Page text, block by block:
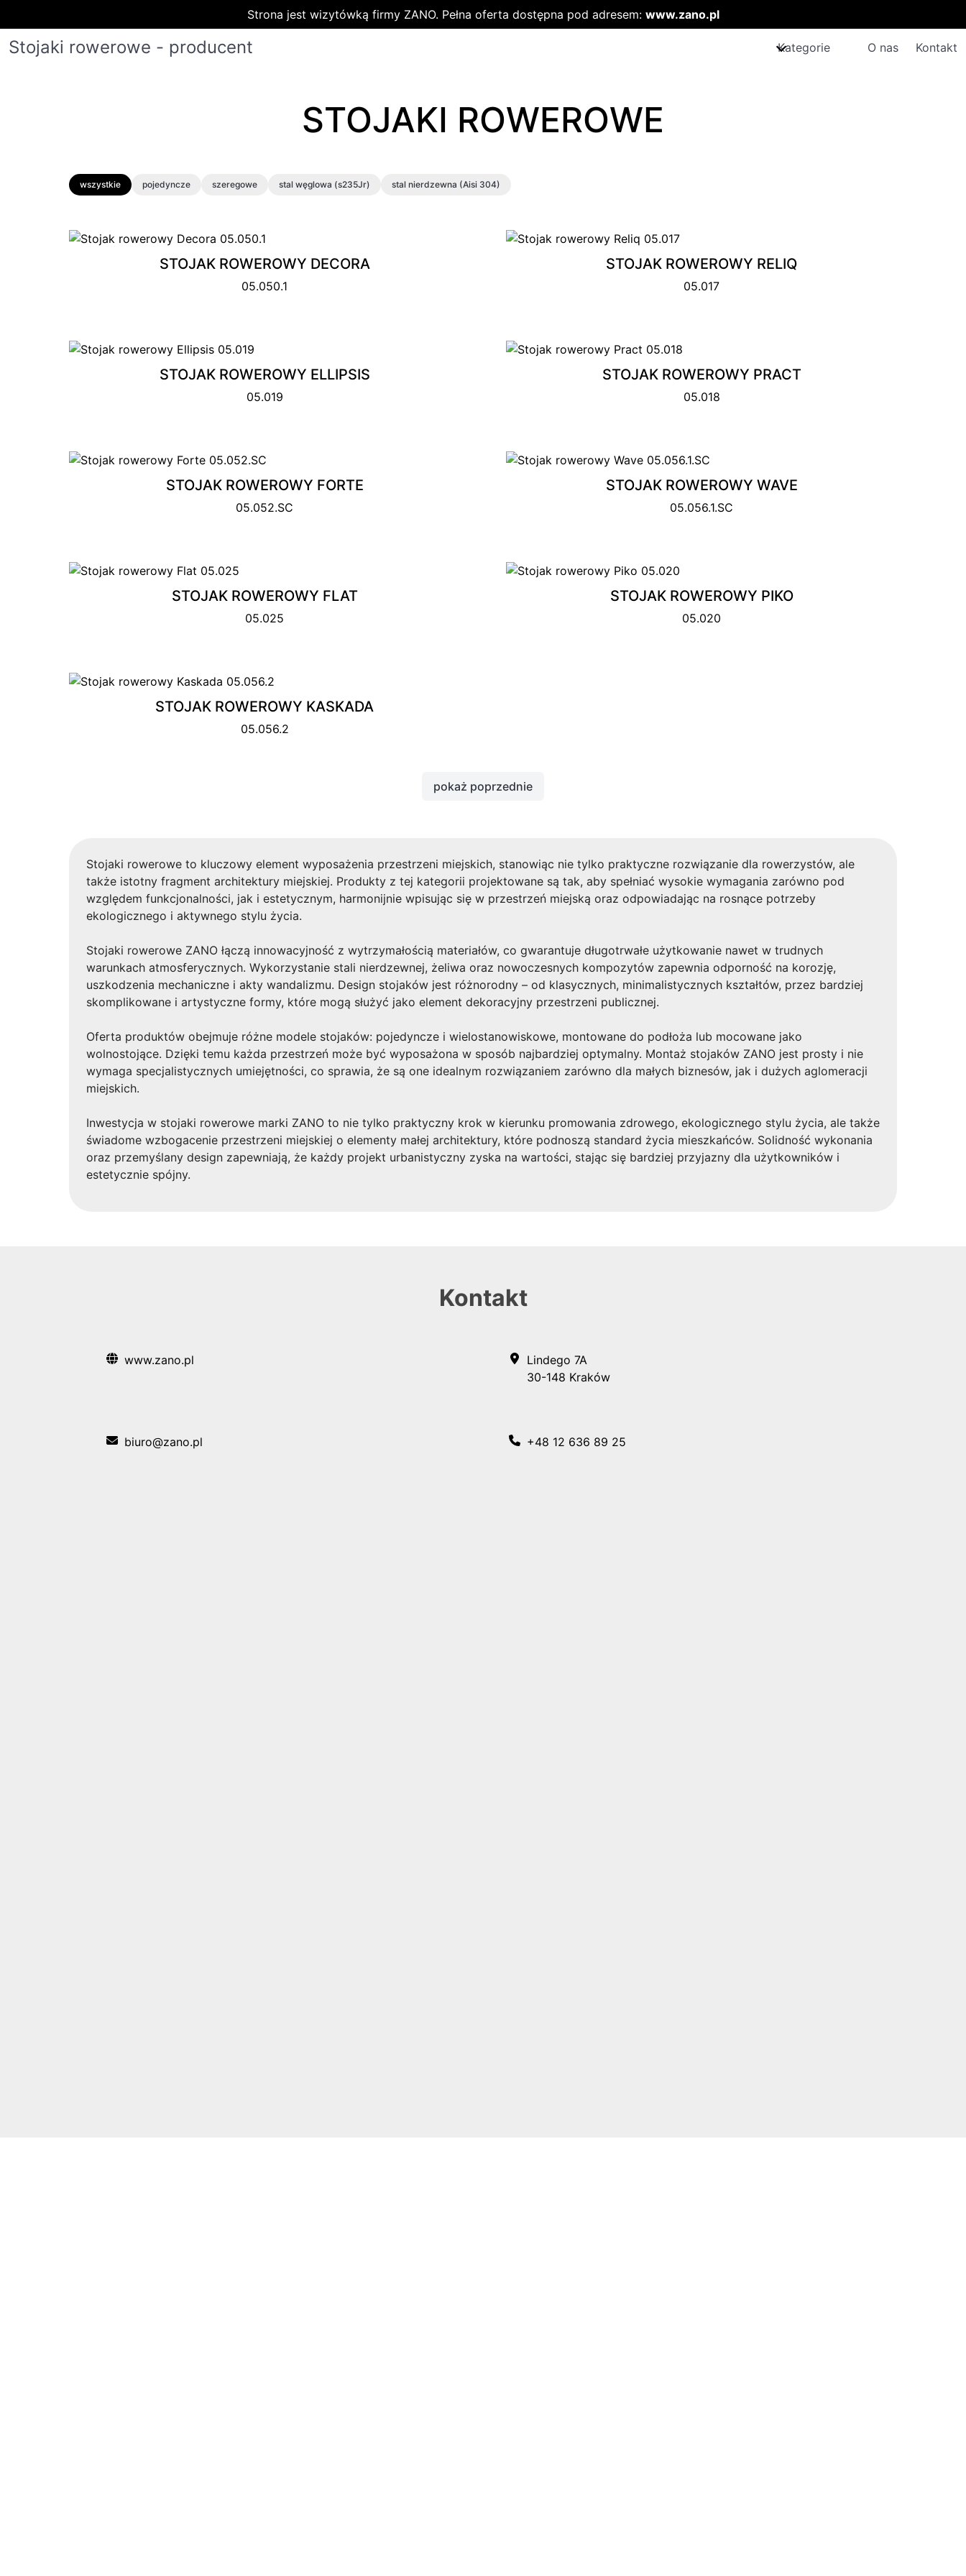
Strona jest wizytówką firmy ZANO. Pełna oferta dostępna pod adresem: www.zano.pl
Stojaki rowerowe - producent Kategorie O nas Kontakt
STOJAKI ROWEROWE
wszystkie pojedyncze szeregowe stal węglowa (s235Jr) stal nierdzewna (Aisi 304)
STOJAK ROWEROWY DECORA
05.050.1
STOJAK ROWEROWY RELIQ
05.017
STOJAK ROWEROWY ELLIPSIS
05.019
STOJAK ROWEROWY PRACT
05.018
STOJAK ROWEROWY FORTE
05.052.SC
STOJAK ROWEROWY WAVE
05.056.1.SC
STOJAK ROWEROWY FLAT
05.025
STOJAK ROWEROWY PIKO
05.020
STOJAK ROWEROWY KASKADA
05.056.2
pokaż poprzednie
Stojaki rowerowe to kluczowy element wyposażenia przestrzeni miejskich, stanowiąc nie tylko praktyczne rozwiązanie dla rowerzystów, ale
także istotny fragment architektury miejskiej. Produkty z tej kategorii projektowane są tak, aby spełniać wysokie wymagania zarówno pod
względem funkcjonalności, jak i estetycznym, harmonijnie wpisując się w przestrzeń miejską oraz odpowiadając na rosnące potrzeby
ekologicznego i aktywnego stylu życia.
Stojaki rowerowe ZANO łączą innowacyjność z wytrzymałością materiałów, co gwarantuje długotrwałe użytkowanie nawet w trudnych
warunkach atmosferycznych. Wykorzystanie stali nierdzewnej, żeliwa oraz nowoczesnych kompozytów zapewnia odporność na korozję,
uszkodzenia mechaniczne i akty wandalizmu. Design stojaków jest różnorodny – od klasycznych, minimalistycznych kształtów, przez bardziej
skomplikowane i artystyczne formy, które mogą służyć jako element dekoracyjny przestrzeni publicznej.
Oferta produktów obejmuje różne modele stojaków: pojedyncze i wielostanowiskowe, montowane do podłoża lub mocowane jako
wolnostojące. Dzięki temu każda przestrzeń może być wyposażona w sposób najbardziej optymalny. Montaż stojaków ZANO jest prosty i nie
wymaga specjalistycznych umiejętności, co sprawia, że są one idealnym rozwiązaniem zarówno dla małych biznesów, jak i dużych aglomeracji
miejskich.
Inwestycja w stojaki rowerowe marki ZANO to nie tylko praktyczny krok w kierunku promowania zdrowego, ekologicznego stylu życia, ale także
świadome wzbogacenie przestrzeni miejskiej o elementy małej architektury, które podnoszą standard życia mieszkańców. Solidność wykonania
oraz przemyślany design zapewniają, że każdy projekt urbanistyczny zyska na wartości, stając się bardziej przyjazny dla użytkowników i
estetycznie spójny.
Kontakt
www.zano.pl
Lindego 7A
30-148 Kraków
biuro@zano.pl +48 12 636 89 25